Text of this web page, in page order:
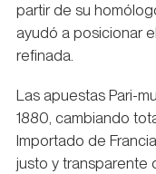
partir de su
ayudó a posicionar
refinada.
Las apuestas Pari-
1880, cambiando
Importado de
justo y transparente